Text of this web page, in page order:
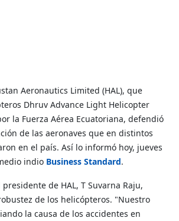
Aeronautics Limited (HAL), que
Dhruv Advance Light Helicopter
la Fuerza Aérea Ecuatoriana, defendió
de las aeronaves que en distintos
en el país. Así lo informó hoy, jueves
indio Business Standard.
de HAL, T Suvarna Raju,
de los helicópteros. "Nuestro
la causa de los accidentes en